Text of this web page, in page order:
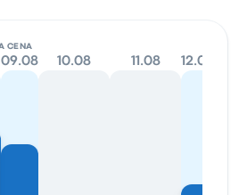
CENA
09.08 10.08 11.08 12.08